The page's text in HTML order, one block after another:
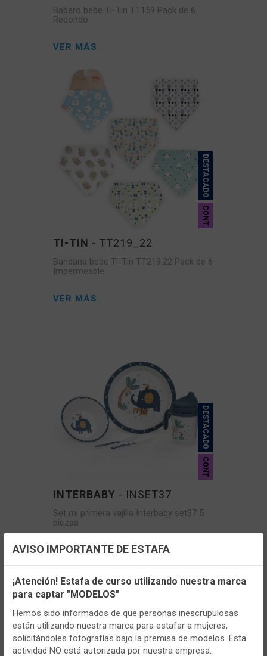
Babero bebe Ti-Tin TT159 Pack de 6
Redondo
VER MÁS
DESTACADO
CONT
TI-TIN - TT219_22
Bandana bebe Ti-Tin TT219.22 Pack de 6
Impermeable
VER MÁS
DESTACADO
CONT
INTERBABY - INSET37
Set mi primera vajilla Interbaby set37 5
piezas
VER MÁS
Configuración de cookies
Utilizamos cookies propias y de terceros, de sesión o
persistentes, para hacer funcionar de manera segura nuestra
página web y personalizar su contenido.
Igualmente, utilizamos cookies para medir y obtener datos de
la navegación que realizas y para ajustar el contenido a tus
AVISO IMPORTANTE DE ESTAFA
¡Atención! Estafa de curso utilizando nuestra marca
para captar "MODELOS"
Hemos sido informados de que personas inescrupulosas
están utilizando nuestra marca para estafar a mujeres,
solicitándoles fotografías bajo la premisa de modelos. Esta
actividad NO está autorizada por nuestra empresa.